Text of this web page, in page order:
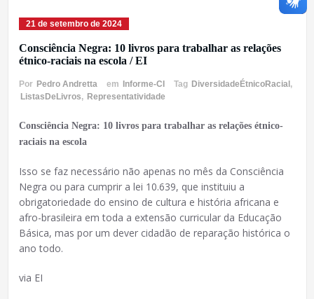
21 de setembro de 2024
Consciência Negra: 10 livros para trabalhar as relações
étnico-raciais na escola / EI
Por Pedro Andretta em Informe-CI Tag DiversidadeÉtnicoRacial ,
ListasDeLivros, Representatividade
Consciência Negra: 10 livros para trabalhar as relações étnico-
raciais na escola
Isso se faz necessário não apenas no mês da Consciência
Negra ou para cumprir a lei 10.639, que instituiu a
obrigatoriedade do ensino de cultura e história africana e
afro-brasileira em toda a extensão curricular da Educação
Básica, mas por um dever cidadão de reparação histórica o
ano todo.
via EI